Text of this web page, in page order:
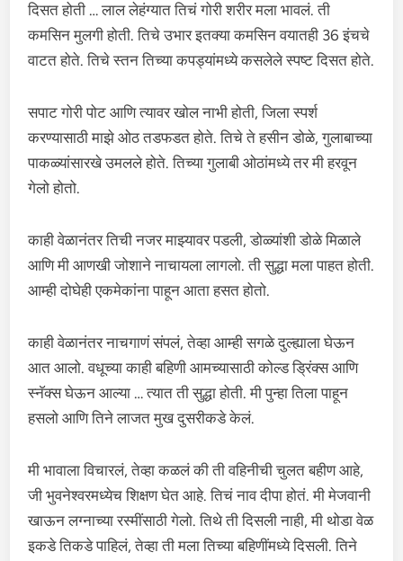
दिसत होती … लाल लेहंग्यात तिचं गोरी शरीर मला भावलं. ती
कमसिन मुलगी होती. तिचे उभार इतक्या कमसिन वयातही 36 इंचचे
वाटत होते. तिचे स्तन तिच्या कपड्यांमध्ये कसलेले स्पष्ट दिसत होते.
सपाट गोरी पोट आणि त्यावर खोल नाभी होती, जिला स्पर्श
करण्यासाठी माझे ओठ तडफडत होते. तिचे ते हसीन डोळे, गुलाबाच्या
पाकळ्यांसारखे उमलले होते. तिच्या गुलाबी ओठांमध्ये तर मी हरवून
गेलो होतो.
काही वेळानंतर तिची नजर माझ्यावर पडली, डोळ्यांशी डोळे मिळाले
आणि मी आणखी जोशाने नाचायला लागलो. ती सुद्धा मला पाहत होती.
आम्ही दोघेही एकमेकांना पाहून आता हसत होतो.
काही वेळानंतर नाचगाणं संपलं, तेव्हा आम्ही सगळे दुल्ह्याला घेऊन
आत आलो. वधूच्या काही बहिणी आमच्यासाठी कोल्ड ड्रिंक्स आणि
स्नॅक्स घेऊन आल्या … त्यात ती सुद्धा होती. मी पुन्हा तिला पाहून
हसलो आणि तिने लाजत मुख दुसरीकडे केलं.
मी भावाला विचारलं, तेव्हा कळलं की ती वहिनीची चुलत बहीण आहे,
जी भुवनेश्वरमध्येच शिक्षण घेत आहे. तिचं नाव दीपा होतं. मी मेजवानी
खाऊन लग्नाच्या रस्मींसाठी गेलो. तिथे ती दिसली नाही, मी थोडा वेळ
इकडे तिकडे पाहिलं, तेव्हा ती मला तिच्या बहिणींमध्ये दिसली. तिने